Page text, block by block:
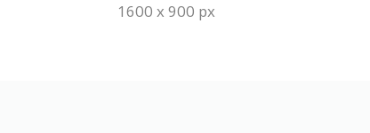
1600 x 900 px